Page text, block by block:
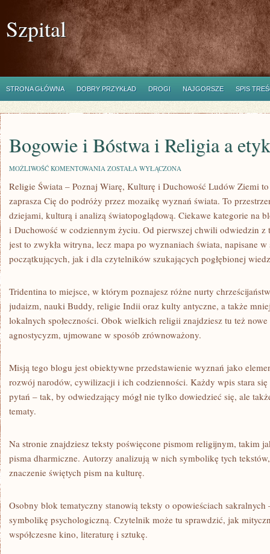
Szpital
STRONA GŁÓWNA DOBRY PRZYKŁAD DROGI NAJGORSZE SPIS
Bogowie i Bóstwa i Religia a
MOŻLIWOŚĆ KOMENTOWANIA BOGOWIE
BÓSTWA
RELIGIA
A
PRACY
ZOSTAŁA WYŁĄCZONA
Religie Świata – Poznaj Wiarę, Kulturę i Duchowość Ludów Ziemi
zaprasza Cię do podróży przez mozaikę wyznań świata. To
dziejami, kulturą i analizą światopoglądową. Ciekawe kategorie na
i Duchowość w codziennym życiu. Od pierwszej chwili odwiedzin z
jest to zwykła witryna, lecz mapa po wyznaniach świata, napisane
początkujących, jak i dla czytelników szukających pogłębionej
Tridentina to miejsce, w którym poznajesz różne nurty
judaizm, nauki Buddy, religie Indii oraz kulty antyczne, a także
lokalnych społeczności. Obok wielkich religii znajdziesz tu też
agnostycyzm, ujmowane w sposób zrównoważony.
Misją tego blogu jest obiektywne przedstawienie wyznań jako
rozwój narodów, cywilizacji i ich codzienności. Każdy wpis stara się
pytań – tak, by odwiedzający mógł nie tylko dowiedzieć się, ale
tematy.
Na stronie znajdziesz teksty poświęcone pismom religijnym, takim
pisma dharmiczne. Autorzy analizują w nich symbolikę tych
znaczenie świętych pism na kulturę.
Osobny blok tematyczny stanowią teksty o opowieściach
symbolikę psychologiczną. Czytelnik może tu sprawdzić, jak
współczesne kino, literaturę i sztukę.